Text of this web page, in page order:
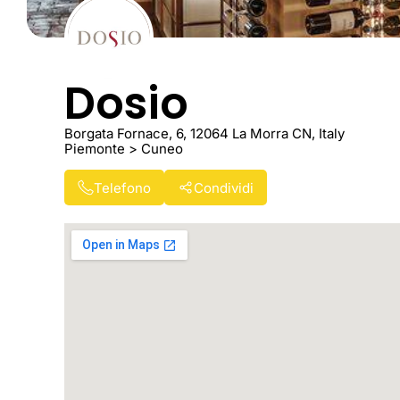
Dosio
Borgata Fornace, 6, 12064 La Morra CN, Italy
Piemonte > Cuneo
Telefono Condividi